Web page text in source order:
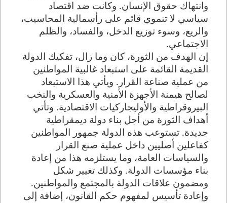
وانتهاك حقوق الإنسان. وكانت ضد اقتصاد
سياسي لا تنموي قائم على رأسمالية المحاسيب،
والريع، وسوء توزيع الدخل، والفساد، والظلم
الاجتماعي.
إن الهدف من الثورة، كان وما زال، تفكيك الدولة
القديمة القائمة على استبعاد غالبية المواطنين
من عملية صناعة القرار. ويأتي هذا الاستبعاد
لصالح هيمنة الأجهزة الأمنية والعسكرية والنخب
البيروقراطية والأوليجاركيات الاقتصادية. وتأتي
أهداف الثورة من أجل بناء دولة ديمقراطية
جديدة. تستوعب هذه الدولة جمهور المواطنين
كفاعلين أصليين داخل عملية صنع القرار
والسياسات العامة، وما يستلزمه هذا من إعادة
بناء مؤسسات الدولة. وكذلك تغيير شكل
ومضمون علاقات الدولة بالمجتمع والمواطنين.
وإعادة تأسيس لمفهوم حكم القانون، إضافة إلى